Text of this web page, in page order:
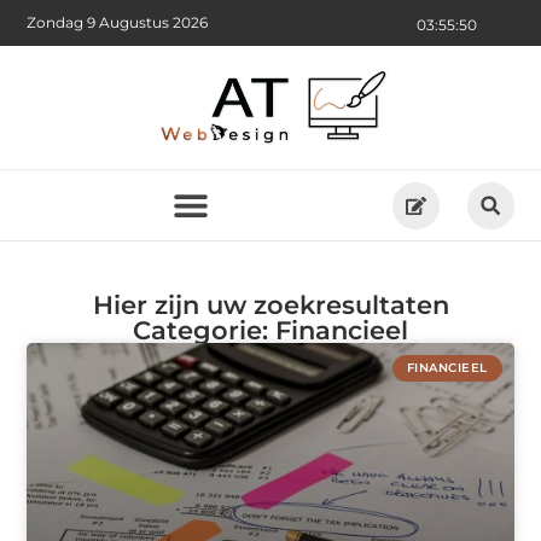
03:55:50
Zondag 9 Augustus 2026
Hier zijn uw zoekresultaten
Categorie: Financieel
FINANCIEEL